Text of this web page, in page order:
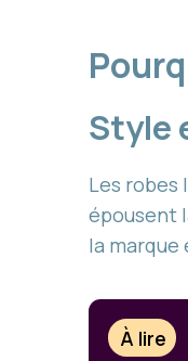
Style
Les robes
épousent
la marque
À lire